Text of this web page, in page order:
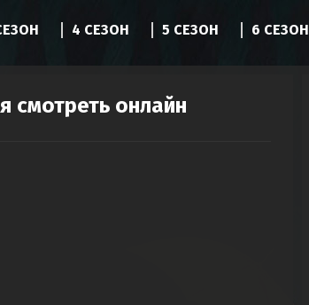
4 СЕЗОН 5 СЕЗОН 6 СЕЗОН
смотреть онлайн